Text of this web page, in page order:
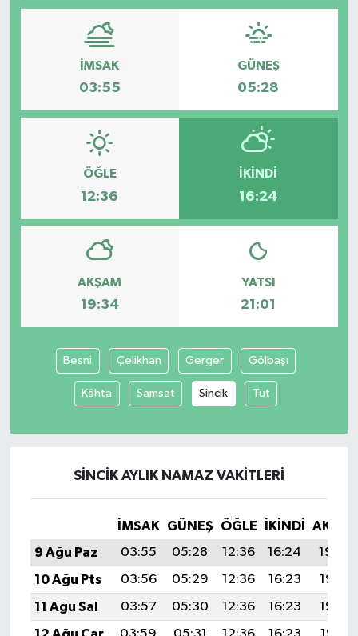
İMSAK
03:55
GÜNEŞ
05:28
ÖĞLE
12:36
İKINDI
16:24
AKŞAM
19:34
YATSI
21:01
Besni Çelikhan Gerger Gölbaşı
Kâhta Samsat Sincik Tut
SINCIK AYLIK NAMAZ VAKITLERI
İMSAK GÜNEŞ ÖĞLE İKINDI
9 Ağu Paz
03:55 05:28 12:36 16:24
19:34
10 Ağu Pts
03:56 05:29 12:36 16:23
19:33
11 Ağu Sal
03:57 05:30 12:36 16:23
19:32